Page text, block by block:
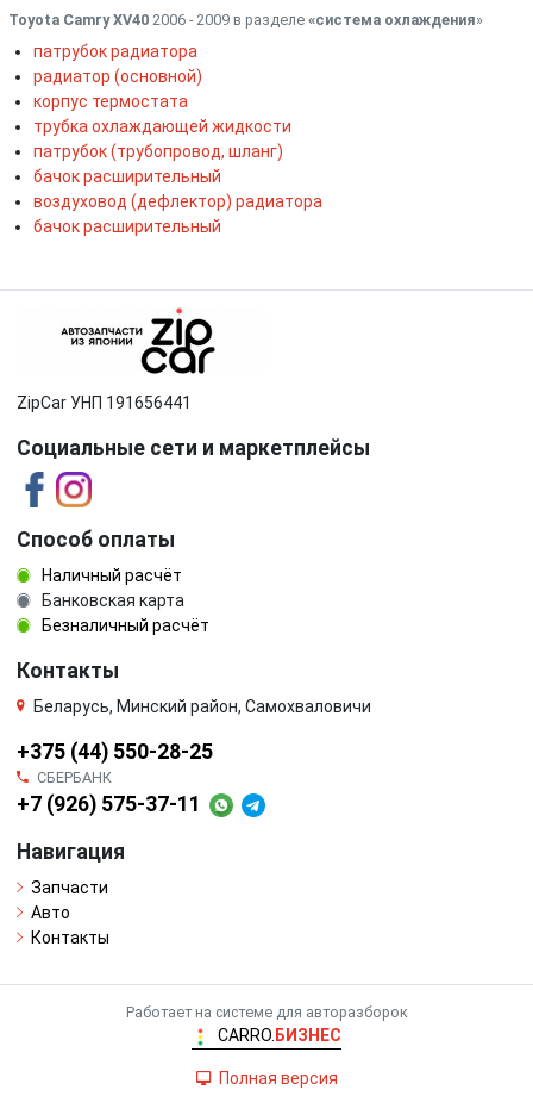
Toyota Camry XV40 2006 - 2009 в разделе «система охлаждения»
патрубок радиатора
радиатор (основной)
корпус термостата
трубка охлаждающей жидкости
патрубок (трубопровод, шланг)
бачок расширительный
воздуховод (дефлектор) радиатора
бачок расширительный
ZipCar УНП 191656441
Социальные сети и маркетплейсы
Способ оплаты
Наличный расчёт
Банковская карта
Безналичный расчёт
Контакты
Беларусь, Минский район, Самохваловичи
+375 (44) 550-28-25
СБЕРБАНК
+7 (926) 575-37-11
Навигация
Запчасти
Авто
Контакты
Работает на системе для авторазборок
CARRO. БИЗНЕС
Полная версия